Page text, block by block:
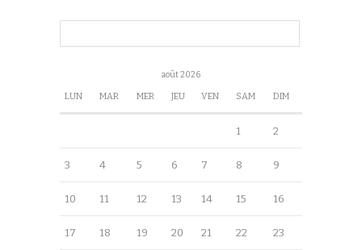
août 2026
LUN MAR MER JEU VEN SAM DIM
1 2
3 4 5 6 7 8 9
10 11 12 13 14 15 16
17 18 19 20 21 22 23